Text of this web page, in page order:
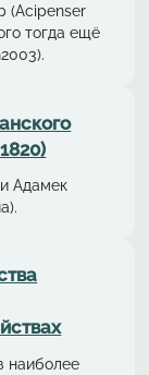
(Acipenser
тогда ещё
Адамек
наиболее